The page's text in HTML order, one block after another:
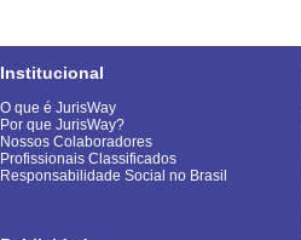
Institucional
O que é JurisWay
Por que JurisWay?
Nossos Colaboradores
Profissionais Classificados
Responsabilidade Social no Brasil